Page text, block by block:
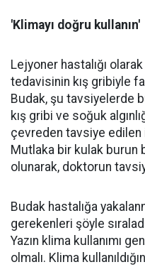
'Klimayı doğru kullanın'
Lejyoner hastalığı
tedavisinin kış gribiyle
Budak, şu tavsiyelerde
kış gribi ve soğuk
çevreden tavsiye edilen
Mutlaka bir kulak burun
olunarak, doktorun
Budak hastalığa
gerekenleri şöyle
Yazın klima kullanımı
olmalı. Klima